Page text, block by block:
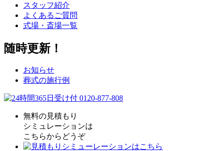
スタッフ紹介
よくあるご質問
式場・斎場一覧
随時更新！
お知らせ
葬式の施行例
無料の見積もり
シミュレーションは
こちらからどうぞ